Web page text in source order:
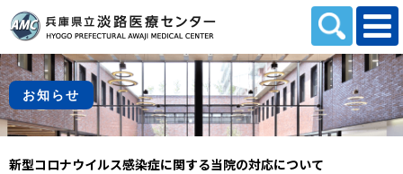
本文へスキップします。
お知らせ
新型コロナウイルス感染症に関する当院の対応について